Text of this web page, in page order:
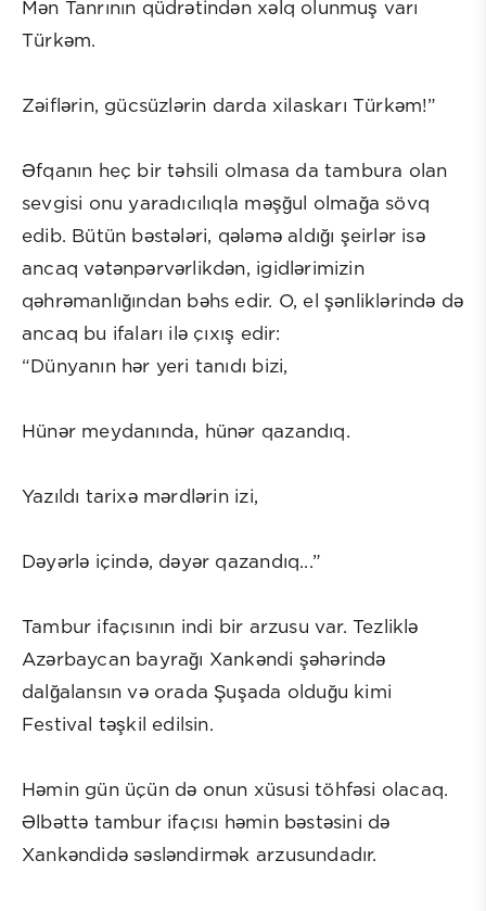
Mən Tanrının qüdrətindən xəlq olunmuş varı
Türkəm.
Zəiflərin, gücsüzlərin darda xilaskarı Türkəm!”
Əfqanın heç bir təhsili olmasa da tambura olan
sevgisi onu yaradıcılıqla məşğul olmağa sövq
edib. Bütün bəstələri, qələmə aldığı şeirlər isə
ancaq vətənpərvərlikdən, igidlərimizin
qəhrəmanlığından bəhs edir. O, el şənliklərində də
ancaq bu ifaları ilə çıxış edir:
“Dünyanın hər yeri tanıdı bizi,
Hünər meydanında, hünər qazandıq.
Yazıldı tarixə mərdlərin izi,
Dəyərlə içində, dəyər qazandıq...”
Tambur ifaçısının indi bir arzusu var. Tezliklə
Azərbaycan bayrağı Xankəndi şəhərində
dalğalansın və orada Şuşada olduğu kimi
Festival təşkil edilsin.
Həmin gün üçün də onun xüsusi töhfəsi olacaq.
Əlbəttə tambur ifaçısı həmin bəstəsini də
Xankəndidə səsləndirmək arzusundadır.